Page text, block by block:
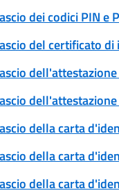
dei codici PIN e
del certificato
della carta
della carta
della carta